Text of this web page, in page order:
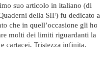
suo articolo in italiano (di
della SIF) fu dedicato a
che in quell’occasione gli ho
molti dei limiti riguardanti la
cartacei. Tristezza infinita.